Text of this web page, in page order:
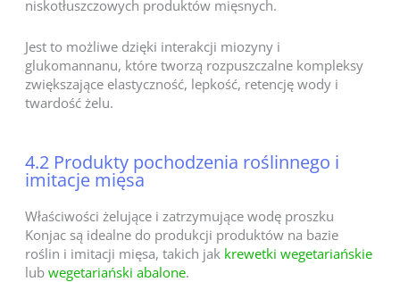
niskotłuszczowych produktów mięsnych.
Jest to możliwe dzięki interakcji miozyny i
glukomannanu, które tworzą rozpuszczalne kompleksy
zwiększające elastyczność, lepkość, retencję wody i
twardość żelu.
4.2 Produkty pochodzenia roślinnego i
imitacje mięsa
Właściwości żelujące i zatrzymujące wodę proszku
Konjac są idealne do produkcji produktów na bazie
roślin i imitacji mięsa, takich jak krewetki wegetariańskie
lub wegetariański abalone.